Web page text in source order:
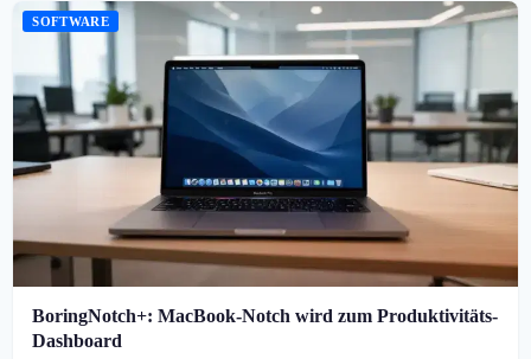
SOFTWARE
BoringNotch+: MacBook-Notch wird zum Produktivitäts-
Dashboard